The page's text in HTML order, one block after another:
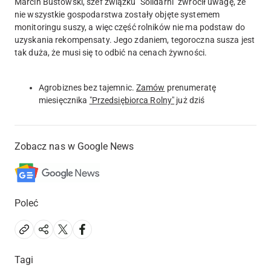
Marcin Bustowski, szef związku "Solidarni" zwrócił uwagę, że
nie wszystkie gospodarstwa zostały objęte systemem
monitoringu suszy, a więc część rolników nie ma podstaw do
uzyskania rekompensaty. Jego zdaniem, tegoroczna susza jest
tak duża, że musi się to odbić na cenach żywności.
Agrobiznes bez tajemnic. Zamów prenumeratę
miesięcznika "Przedsiębiorca Rolny" już dziś
Zobacz nas w Google News
Poleć
Tagi